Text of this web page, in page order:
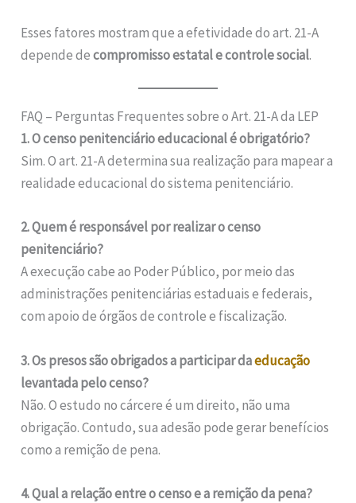
Esses fatores mostram que a efetividade do art. 21-A
depende decompromisso estatal e controle social.
FAQ – Perguntas Frequentes sobre o Art. 21-A da LEP
1. O censo penitenciário educacional é obrigatório?
Sim. O art. 21-A determina sua realização para mapear a
realidade educacional do sistema penitenciário.
2. Quem é responsável por realizar o censo
penitenciário?
A execução cabe ao Poder Público, por meio das
administrações penitenciárias estaduais e federais,
com apoio de órgãos de controle e fiscalização.
3. Os presos são obrigados a participar daeducação
levantada pelo censo?
Não. O estudo no cárcere é um direito, não uma
obrigação. Contudo, sua adesão pode gerar benefícios
como a remição de pena.
4. Qual a relação entre o censo e a remição da pena?